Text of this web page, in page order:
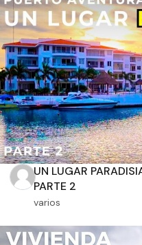
UN LUGAR
PARTE 2
varios